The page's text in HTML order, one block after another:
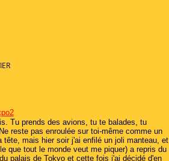
Tu prends des avions, tu te balades, tu
reste pas enroulée sur toi-même comme un
mais hier soir j'ai enfilé un joli manteau, et
que tout le monde veut me piquer) a repris du
palais de Tokyo et cette fois j'ai décidé d'en